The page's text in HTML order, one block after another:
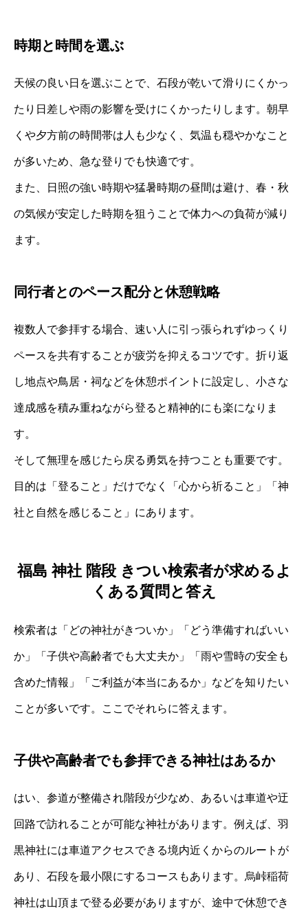
時期と時間を選ぶ
天候の良い日を選ぶことで、石段が乾いて滑りにくかっ
たり日差しや雨の影響を受けにくかったりします。朝早
くや夕方前の時間帯は人も少なく、気温も穏やかなこと
が多いため、急な登りでも快適です。
また、日照の強い時期や猛暑時期の昼間は避け、春・秋
の気候が安定した時期を狙うことで体力への負荷が減り
ます。
同行者とのペース配分と休憩戦略
複数人で参拝する場合、速い人に引っ張られずゆっくり
ペースを共有することが疲労を抑えるコツです。折り返
し地点や鳥居・祠などを休憩ポイントに設定し、小さな
達成感を積み重ねながら登ると精神的にも楽になりま
す。
そして無理を感じたら戻る勇気を持つことも重要です。
目的は「登ること」だけでなく「心から祈ること」「神
社と自然を感じること」にあります。
福島 神社 階段 きつい検索者が求めるよ
くある質問と答え
検索者は「どの神社がきついか」「どう準備すればいい
か」「子供や高齢者でも大丈夫か」「雨や雪時の安全も
含めた情報」「ご利益が本当にあるか」などを知りたい
ことが多いです。ここでそれらに答えます。
子供や高齢者でも参拝できる神社はあるか
はい、参道が整備され階段が少なめ、あるいは車道や迂
回路で訪れることが可能な神社があります。例えば、羽
黒神社には車道アクセスできる境内近くからのルートが
あり、石段を最小限にするコースもあります。烏峠稲荷
神社は山頂まで登る必要がありますが、途中で休憩でき